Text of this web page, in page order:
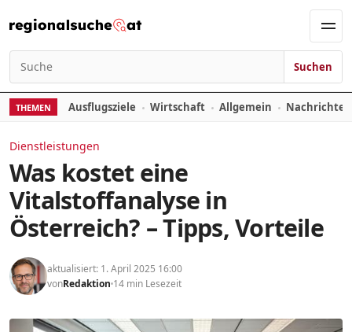
Suchen nach:
Suchen
THEMEN Ausflugsziele Wirtschaft Allgemein
Dienstleistungen
Was kostet eine
Vitalstoffanalyse in
Österreich? – Tipps, Vorteile
aktualisiert: 1. April 2025 16:00
vonRedaktion 14 min Lesezeit